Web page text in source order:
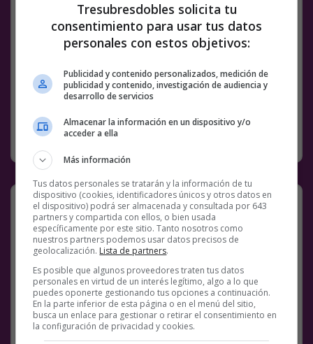
Facebook
Twitter
WhatsApp
Gmail
Meneame
Copy
Link
BS18 DRON DRONES VÍDEOS
SIN CATEGORÍA 16 MAYO, 2019
Wait 4 it…
Tresubresdobles solicita tu
consentimiento para usar tus datos
personales con estos objetivos:
Publicidad y contenido personalizados, medición de
publicidad y contenido, investigación de audiencia y
desarrollo de servicios
Almacenar la información en un dispositivo y/o
acceder a ella
Más información
Tus datos personales se tratarán y la información de tu
dispositivo (cookies, identificadores únicos y otros datos en
el dispositivo) podrá ser almacenada y consultada por 643
partners y compartida con ellos, o bien usada
específicamente por este sitio. Tanto nosotros como
nuestros partners podemos usar datos precisos de
geolocalización. Lista de partners.
Es posible que algunos proveedores traten tus datos
personales en virtud de un interés legítimo, algo a lo que
puedes oponerte gestionando tus opciones a continuación.
En la parte inferior de esta página o en el menú del sitio,
busca un enlace para gestionar o retirar el consentimiento en
la configuración de privacidad y cookies.